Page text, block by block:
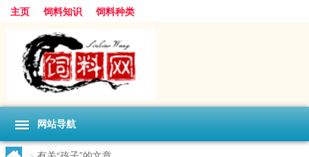
主页 饲料知识 饲料种类
网站导航